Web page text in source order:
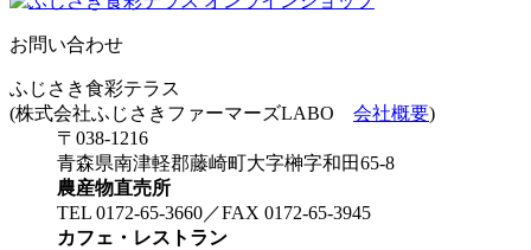
お問い合わせ
ふじさき食彩テラス
(株式会社ふじさきファーマーズLABO 会社概要)
〒038-1216
青森県南津軽郡藤崎町大字榊字和田65-8
農産物直売所
TEL 0172-65-3660／FAX 0172-65-3945
カフェ・レストラン